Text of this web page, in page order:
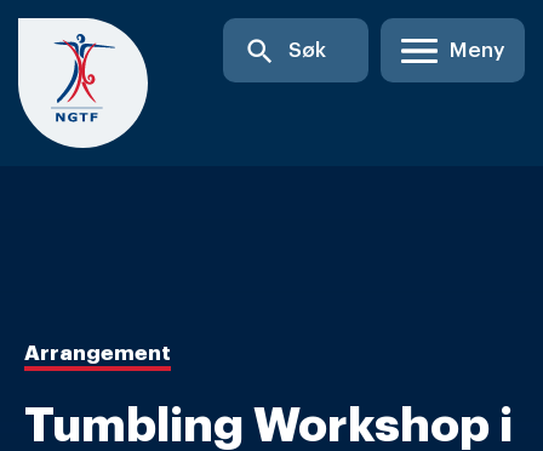
Skip
content
search Søk Meny
Arrangement
Tumbling Workshop i